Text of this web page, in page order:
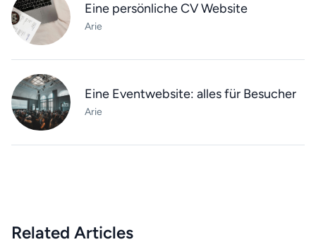
Eine persönliche CV Website
Arie
Eine Eventwebsite: alles für Besucher
Arie
Related Articles